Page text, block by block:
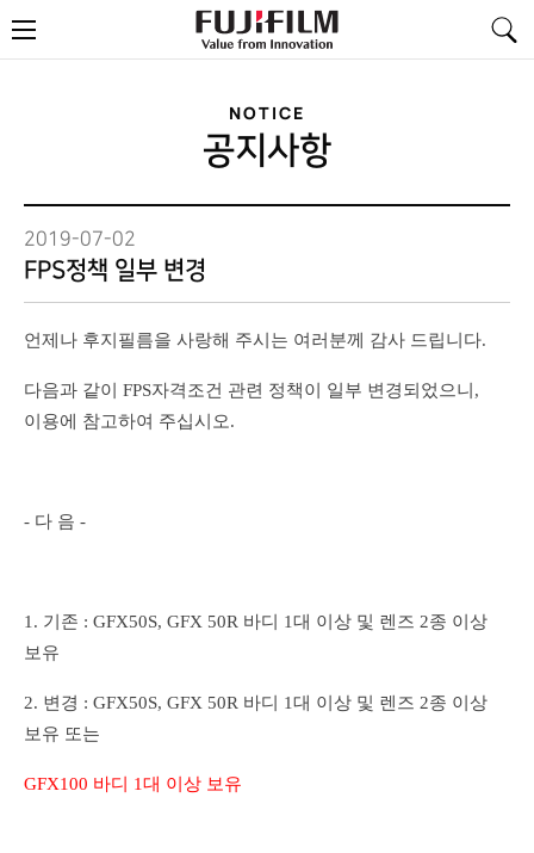
메
뉴
NOTICE
공지사항
2019-07-02
FPS정책 일부 변경
언제나 후지필름을 사랑해 주시는 여러분께 감사 드립니다.
다음과 같이 FPS자격조건 관련 정책이 일부 변경되었으니,
이용에 참고하여 주십시오.
- 다 음 -
1. 기존 : GFX50S, GFX 50R 바디 1대 이상 및 렌즈 2종 이상
보유
2. 변경 : GFX50S, GFX 50R 바디 1대 이상 및 렌즈 2종 이상
보유 또는
GFX100 바디 1대 이상 보유